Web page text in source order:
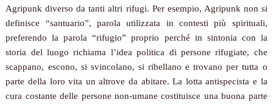
Agripunk diverso da tanti altri rifugi. Per esempio, Agripunk non si
definisce “santuario”, parola utilizzata in contesti più spirituali,
preferendo la parola “rifugio” proprio perché in sintonia con la
storia del luogo richiama l’idea politica di persone rifugiate, che
scappano, escono, si svincolano, si ribellano e trovano per tutta o
parte della loro vita un altrove da abitare. La lotta antispecista e la
cura costante delle persone non-umane costituisce una buona parte